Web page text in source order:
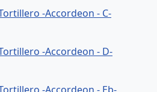
-Accordeon - C-
-Accordeon - D-